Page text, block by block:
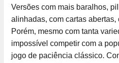
Versões com mais baralhos,
alinhadas, com cartas abertas,
Porém, mesmo com tanta
impossível competir com a
jogo de paciência clássico.